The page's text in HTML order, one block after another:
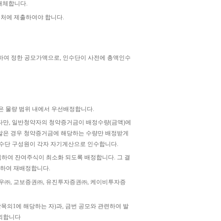
체합니다.
에 제출하여야 합니다.
정한 공모가액으로, 인수단이 사전에 총액인수
물량 범위 내에서 우선배정합니다.
, 일반청약자의 청약증거금이 배정수량(금액)에
경우 청약증거금에 해당하는 수량만 배정받게
단 구성원이 각자 자기계산으로 인수합니다.
여 잔여주식이 최소화 되도록 배정합니다. 그 결
여 재배정합니다.
, 교보증권㈜, 유진투자증권㈜, 케이비투자증
의1에 해당하는 자)과, 금번 공모와 관련하여 발
합니다